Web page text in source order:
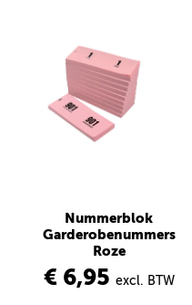
Nummerblok
Garderobenummers
Roze
€ 6,95 excl. BTW